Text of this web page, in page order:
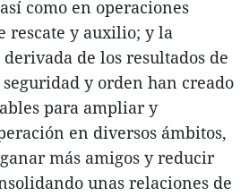
como en operaciones
rescate y auxilio; y la
de los resultados de
y orden han creado
para ampliar y
en diversos ámbitos,
más amigos y reducir
unas relaciones de